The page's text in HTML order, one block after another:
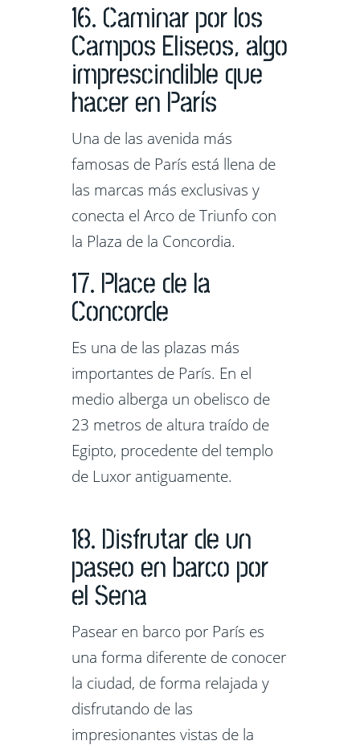
16. Caminar por los
Campos Eliseos, algo
imprescindible que
hacer en París
Una de las avenida más
famosas de París está llena de
las marcas más exclusivas y
conecta el Arco de Triunfo con
la Plaza de la Concordia.
17. Place de la
Concorde
Es una de las plazas más
importantes de París. En el
medio alberga un obelisco de
23 metros de altura traído de
Egipto, procedente del templo
de Luxor antiguamente.
18. Disfrutar de un
paseo en barco por
el Sena
Pasear en barco por París es
una forma diferente de conocer
la ciudad, de forma relajada y
disfrutando de las
impresionantes vistas de la